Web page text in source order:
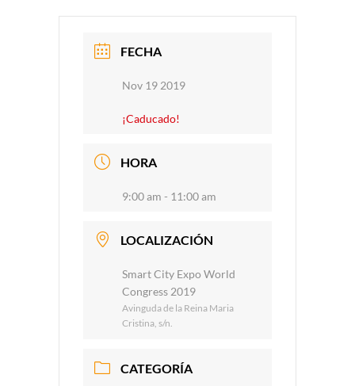
FECHA
Nov 19 2019
¡Caducado!
HORA
9:00 am - 11:00 am
LOCALIZACIÓN
Smart City Expo World
Congress 2019
Avinguda de la Reina Maria
Cristina, s/n.
CATEGORÍA